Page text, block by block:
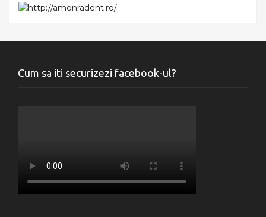
Cum sa iti securizezi facebook-ul?